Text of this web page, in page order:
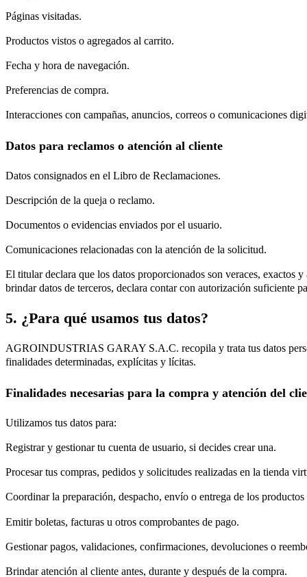
Páginas visitadas.
Productos vistos o agregados al carrito.
Fecha y hora de navegación.
Preferencias de compra.
Interacciones con campañas, anuncios, correos o comunicaciones
Datos para reclamos o atención al cliente
Datos consignados en el Libro de Reclamaciones.
Descripción de la queja o reclamo.
Documentos o evidencias enviados por el usuario.
Comunicaciones relacionadas con la atención de la solicitud.
El titular declara que los datos proporcionados son veraces, exactos
brindar datos de terceros, declara contar con autorización suficiente
5. ¿Para qué usamos tus datos?
AGROINDUSTRIAS GARAY S.A.C. recopila y trata tus datos
finalidades determinadas, explícitas y lícitas.
Finalidades necesarias para la compra y atención del
Utilizamos tus datos para:
Registrar y gestionar tu cuenta de usuario, si decides crear una.
Procesar tus compras, pedidos y solicitudes realizadas en la tienda
Coordinar la preparación, despacho, envío o entrega de los
Emitir boletas, facturas u otros comprobantes de pago.
Gestionar pagos, validaciones, confirmaciones, devoluciones o
Brindar atención al cliente antes, durante y después de la compra.